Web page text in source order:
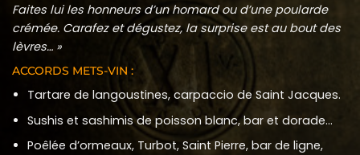
Faites lui les honneurs d’un homard ou d’une poularde
crémée. Carafez et dégustez, la surprise est au bout des
lèvres… »
ACCORDS METS-VIN :
Tartare de langoustines, carpaccio de Saint Jacques.
Sushis et sashimis de poisson blanc, bar et dorade…
Poêlée d’ormeaux, Turbot, Saint Pierre, bar de ligne,